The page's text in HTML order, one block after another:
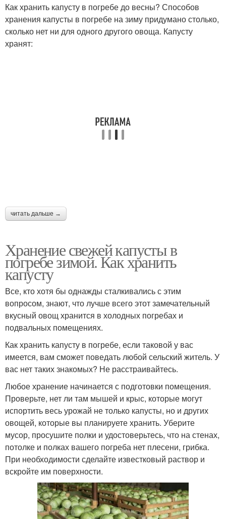
Как хранить капусту в погребе до весны? Способов
хранения капусты в погребе на зиму придумано столько,
сколько нет ни для одного другого овоща. Капусту
хранят:
читать дальше →
Хранение свежей капусты в
погребе зимой. Как хранить
капусту
Все, кто хотя бы однажды сталкивались с этим
вопросом, знают, что лучше всего этот замечательный
вкусный овощ хранится в холодных погребах и
подвальных помещениях.
Как хранить капусту в погребе, если таковой у вас
имеется, вам сможет поведать любой сельский житель. У
вас нет таких знакомых? Не расстраивайтесь.
Любое хранение начинается с подготовки помещения.
Проверьте, нет ли там мышей и крыс, которые могут
испортить весь урожай не только капусты, но и других
овощей, которые вы планируете хранить. Уберите
мусор, просушите полки и удостоверьтесь, что на стенах,
потолке и полках вашего погреба нет плесени, грибка.
При необходимости сделайте известковый раствор и
вскройте им поверхности.